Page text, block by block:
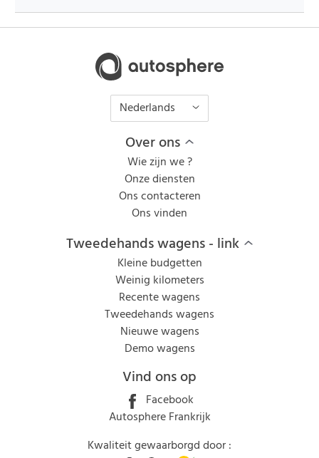
Nederlands
Over ons
Wie zijn we ?
Onze diensten
Ons contacteren
Ons vinden
Tweedehands wagens - link
Kleine budgetten
Weinig kilometers
Recente wagens
Tweedehands wagens
Nieuwe wagens
Demo wagens
Vind ons op
Facebook
Autosphere Frankrijk
Kwaliteit gewaarborgd door :